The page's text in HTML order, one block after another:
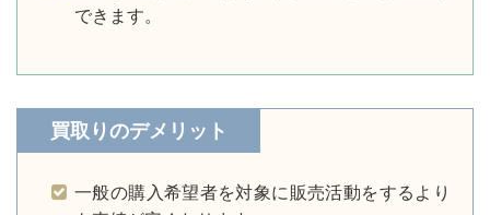
できます。
買取りのデメリット
一般の購入希望者を対象に販売活動をするより